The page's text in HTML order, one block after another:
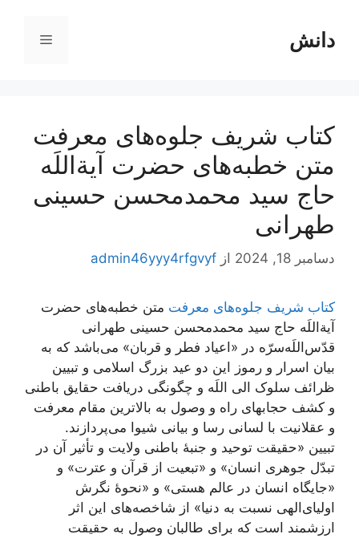
محتوادانش فهرست
کتاب شریف جلوه‌های معرفت
متن خطبه‌های حضرت آیة‌اللَه
حاج سید محمدمحسن حسینی
طهرانی
دسامبر 18, 2024 از admin46yyy4rfgvyf
کتاب شریف جلوه‌های معرفت متن خطبه‌های حضرت
آیة‌اللَه حاج سید محمدمحسن حسینی طهرانی
قدّس‌اللَه‌سرّه در «اعیاد فطر و قربان» می‌باشد که به
بیان اسرار و رموز این دو عید بزرگ اسلامی و تبیین
ظرائف سلوک الی اللَه و چگونگی دریافت حقایق باطنی
و کشف حجابهای راه و وصول به بالاترین مقام معرفت
و عقلانیت با لسانی رسا و بیانی شیوا می‌پردازند.
تبیین «حقیقت توحید و جنبۀ باطنی ولایت و تأثیر آن در
تبدّل جوهری انسان» و «تبعیت از قرآن و عترت» و
«جایگاه انسان در عالم هستی» و «نحوۀ نگرش
اولیای‌الهی نسبت به دنیا» از شاخصه‌های این اثر
ارزشمند است که برای طالبان وصول به حقیقت